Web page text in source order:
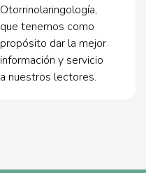
Otorrinolaringología,
que tenemos como
propósito dar la mejor
información y servicio
a nuestros lectores.